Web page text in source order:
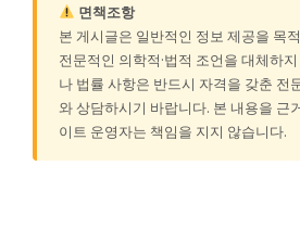
면책조항
본 게시글은 일반적인 정보 제공을 목
전문적인 의학적·법적 조언을 대체하
나 법률 사항은 반드시 자격을 갖춘 전
와 상담하시기 바랍니다. 본 내용을 근
이트 운영자는 책임을 지지 않습니다.